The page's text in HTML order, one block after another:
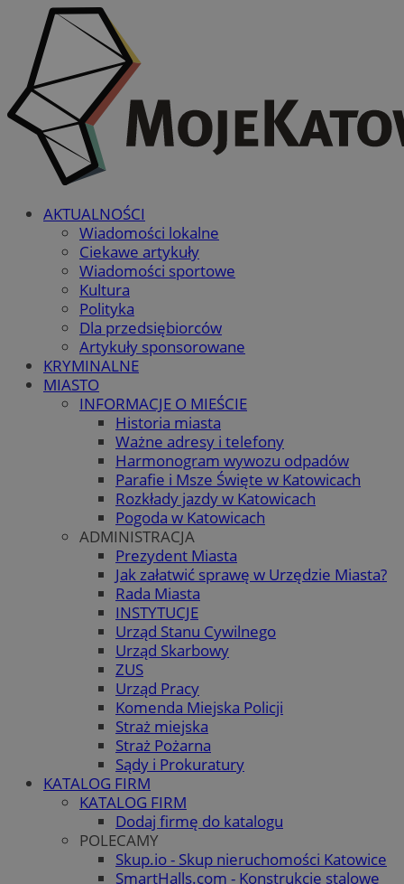
AKTUALNOŚCI
Wiadomości lokalne
Ciekawe artykuły
Wiadomości sportowe
Kultura
Polityka
Dla przedsiębiorców
Artykuły sponsorowane
KRYMINALNE
MIASTO
INFORMACJE O MIEŚCIE
Historia miasta
Ważne adresy i telefony
Harmonogram wywozu odpadów
Parafie i Msze Święte w Katowicach
Rozkłady jazdy w Katowicach
Pogoda w Katowicach
ADMINISTRACJA
Prezydent Miasta
Jak załatwić sprawę w Urzędzie Miasta?
Rada Miasta
INSTYTUCJE
Urząd Stanu Cywilnego
Urząd Skarbowy
ZUS
Urząd Pracy
Komenda Miejska Policji
Straż miejska
Straż Pożarna
Sądy i Prokuratury
KATALOG FIRM
KATALOG FIRM
Dodaj firmę do katalogu
POLECAMY
Skup.io - Skup nieruchomości Katowice
SmartHalls.com - Konstrukcje stalowe